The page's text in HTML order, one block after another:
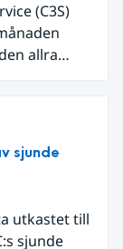
(C3S)
allra
allra
del av en
i fas med
sjunde
utkastet till
sjunde